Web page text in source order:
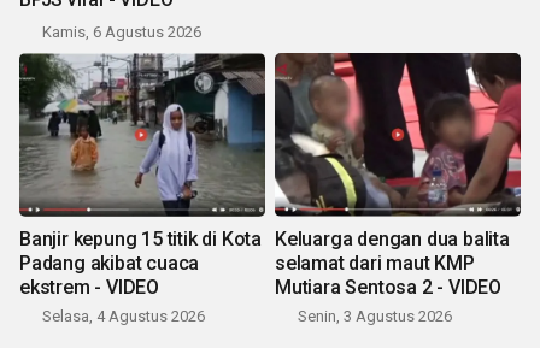
Kamis, 6 Agustus 2026
Banjir kepung 15 titik di Kota
Padang akibat cuaca
ekstrem - VIDEO
Selasa, 4 Agustus 2026
Keluarga dengan dua balita
selamat dari maut KMP
Mutiara Sentosa 2 - VIDEO
Senin, 3 Agustus 2026